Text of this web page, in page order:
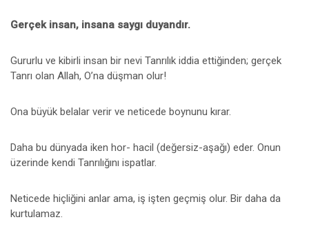
Gerçek insan, insana saygı duyandır.
Gururlu ve kibirli insan bir nevi Tanrılık iddia ettiğinden; gerçek
Tanrı olan Allah, O’na düşman olur!
Ona büyük belalar verir ve neticede boynunu kırar.
Daha bu dünyada iken hor- hacil (değersiz-aşağı) eder. Onun
üzerinde kendi Tanrılığını ispatlar.
Neticede hiçliğini anlar ama, iş işten geçmiş olur. Bir daha da
kurtulamaz.